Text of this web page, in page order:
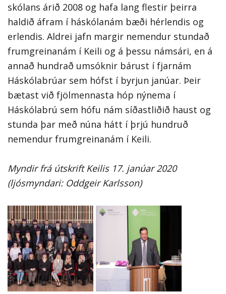
skólans árið 2008 og hafa lang flestir þeirra
haldið áfram í háskólanám bæði hérlendis og
erlendis. Aldrei jafn margir nemendur stundað
frumgreinanám í Keili og á þessu námsári, en á
annað hundrað umsóknir bárust í fjarnám
Háskólabrúar sem hófst í byrjun janúar. Þeir
bætast við fjölmennasta hóp nýnema í
Háskólabrú sem hófu nám síðastliðið haust og
stunda þar með núna hátt í þrjú hundruð
nemendur frumgreinanám í Keili.
Myndir frá útskrift Keilis 17. janúar 2020
(ljósmyndari: Oddgeir Karlsson)